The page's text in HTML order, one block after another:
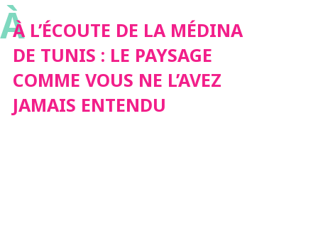
ÀÀ L’ÉCOUTE DE LA MÉDINA
DE TUNIS : LE PAYSAGE
COMME VOUS NE L’AVEZ
JAMAIS ENTENDU